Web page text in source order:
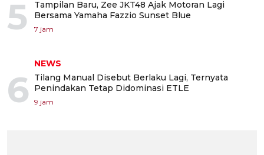
5
Tampilan Baru, Zee JKT48 Ajak Motoran Lagi
Bersama Yamaha Fazzio Sunset Blue
7 jam
6
NEWS
Tilang Manual Disebut Berlaku Lagi, Ternyata
Penindakan Tetap Didominasi ETLE
9 jam